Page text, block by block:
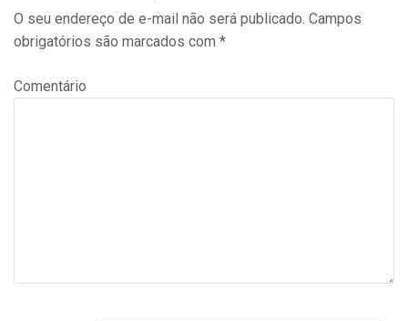
O seu endereço de e-mail não será publicado. Campos
obrigatórios são marcados com *
Comentário